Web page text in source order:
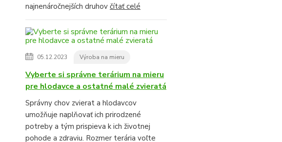
najnenáročnejších druhov čítať celé
05.12.2023 Výroba na mieru
Vyberte si správne terárium na mieru
pre hlodavce a ostatné malé zvieratá
Správny chov zvierat a hlodavcov
umožňuje naplňovať ich prirodzené
potreby a tým prispieva k ich životnej
pohode a zdraviu. Rozmer terária voľte